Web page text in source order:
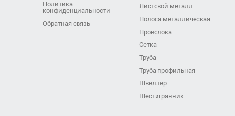
Политика
конфиденциальности
Обратная связь
Листовой металл
Полоса металлическая
Проволока
Сетка
Труба
Труба профильная
Швеллер
Шестигранник